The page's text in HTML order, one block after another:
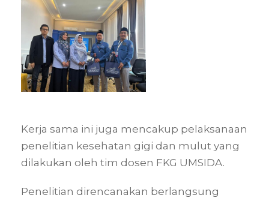
Kerja sama ini juga mencakup pelaksanaan
penelitian kesehatan gigi dan mulut yang
dilakukan oleh tim dosen FKG UMSIDA.
Penelitian direncanakan berlangsung